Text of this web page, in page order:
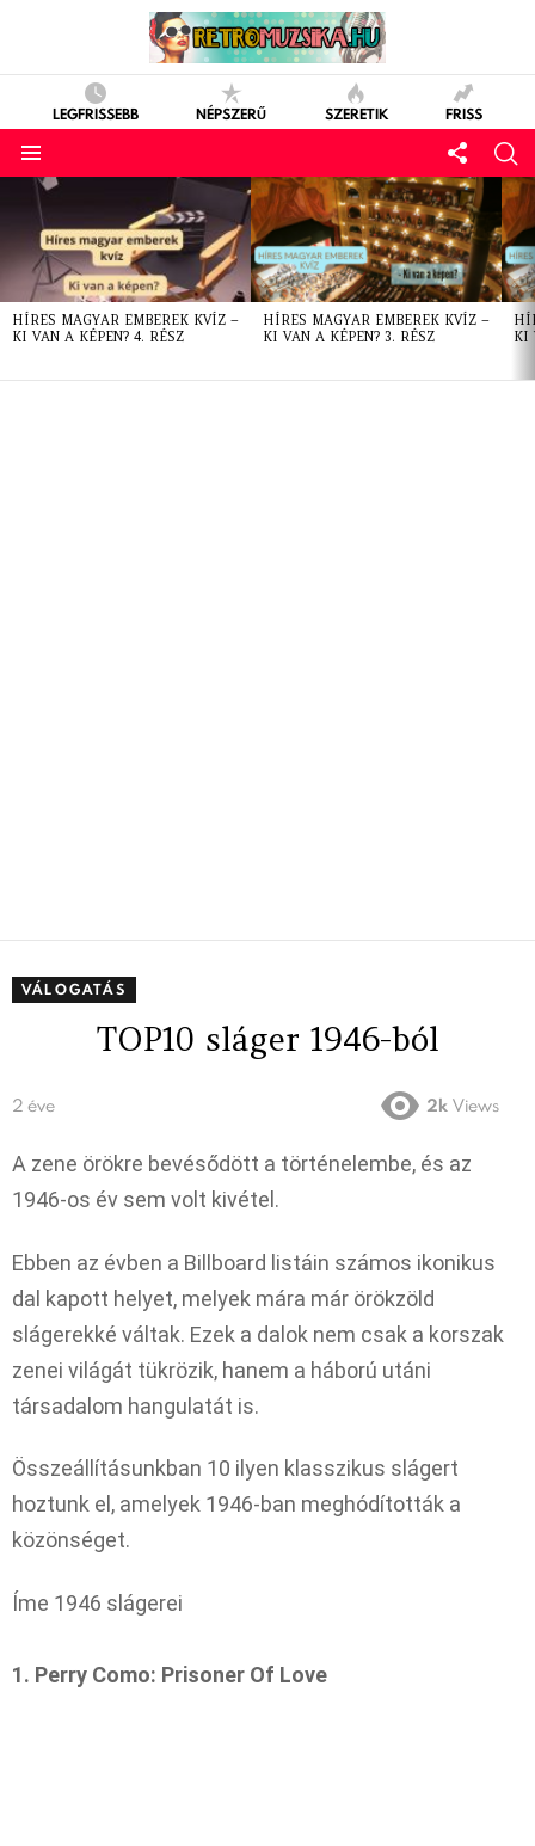
LEGFRISSEBB NÉPSZERŰ SZERETIK FRISS
LATEST
STORIES
HÍRES MAGYAR EMBEREK KVÍZ –
KI VAN A KÉPEN? 4. RÉSZ
HÍRES MAGYAR EMBEREK KVÍZ –
KI VAN A KÉPEN? 3. RÉSZ
KI
VÁLOGATÁS
TOP10 sláger 1946-ból
2 éve 2k Views
A zene örökre bevésődött a történelembe, és az
1946-os év sem volt kivétel.
Ebben az évben a Billboard listáin számos ikonikus
dal kapott helyet, melyek mára már örökzöld
slágerekké váltak. Ezek a dalok nem csak a korszak
zenei világát tükrözik, hanem a háború utáni
társadalom hangulatát is.
Összeállításunkban 10 ilyen klasszikus slágert
hoztunk el, amelyek 1946-ban meghódították a
közönséget.
Íme 1946 slágerei
1. Perry Como: Prisoner Of Love